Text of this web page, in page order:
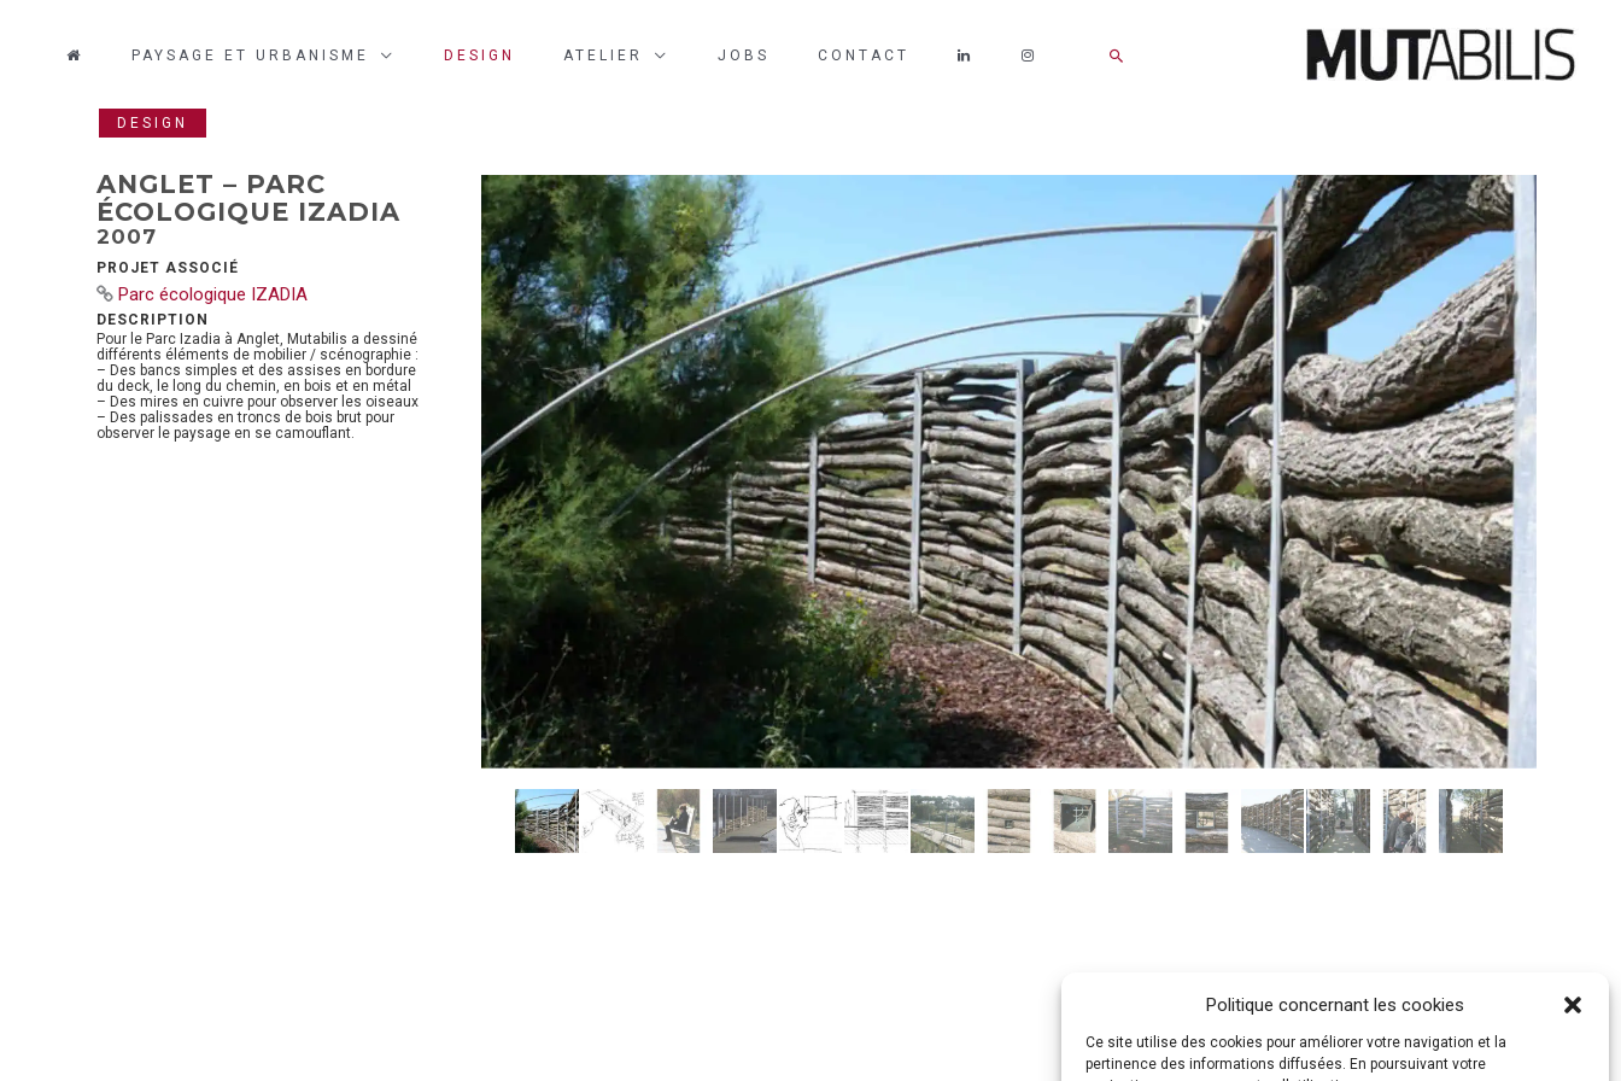
Politique concernant les cookies
Ce site utilise des cookies pour améliorer votre navigation et la
pertinence des informations diffusées. En poursuivant votre
PAYSAGE ET URBANISME DESIGN ATELIER JOBS CONTACT RECHERCHER
DESIGN
ANGLET – PARC
ÉCOLOGIQUE IZADIA
2007
PROJET ASSOCIÉ
Parc écologique IZADIA
DESCRIPTION
Pour le Parc Izadia à Anglet, Mutabilis a dessiné
différents éléments de mobilier / scénographie :
– Des bancs simples et des assises en bordure
du deck, le long du chemin, en bois et en métal
– Des mires en cuivre pour observer les oiseaux
– Des palissades en troncs de bois brut pour
observer le paysage en se camouflant.